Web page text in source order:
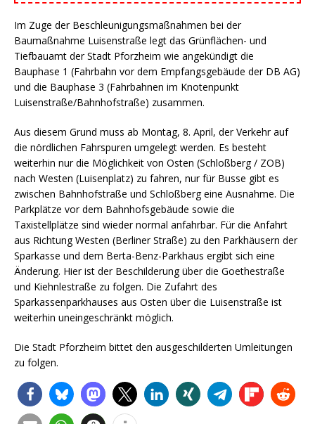
Im Zuge der Beschleunigungsmaßnahmen bei der
Baumaßnahme Luisenstraße legt das Grünflächen- und
Tiefbauamt der Stadt Pforzheim wie angekündigt die
Bauphase 1 (Fahrbahn vor dem Empfangsgebäude der DB AG)
und die Bauphase 3 (Fahrbahnen im Knotenpunkt
Luisenstraße/Bahnhofstraße) zusammen.
Aus diesem Grund muss ab Montag, 8. April, der Verkehr auf
die nördlichen Fahrspuren umgelegt werden. Es besteht
weiterhin nur die Möglichkeit von Osten (Schloßberg / ZOB)
nach Westen (Luisenplatz) zu fahren, nur für Busse gibt es
zwischen Bahnhofstraße und Schloßberg eine Ausnahme. Die
Parkplätze vor dem Bahnhofsgebäude sowie die
Taxistellplätze sind wieder normal anfahrbar. Für die Anfahrt
aus Richtung Westen (Berliner Straße) zu den Parkhäusern der
Sparkasse und dem Berta-Benz-Parkhaus ergibt sich eine
Änderung. Hier ist der Beschilderung über die Goethestraße
und Kiehnlestraße zu folgen. Die Zufahrt des
Sparkassenparkhauses aus Osten über die Luisenstraße ist
weiterhin uneingeschränkt möglich.
Die Stadt Pforzheim bittet den ausgeschilderten Umleitungen
zu folgen.